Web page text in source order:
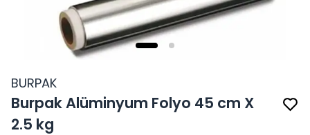
BURPAK
Burpak Alüminyum Folyo 45 cm X
2.5 kg